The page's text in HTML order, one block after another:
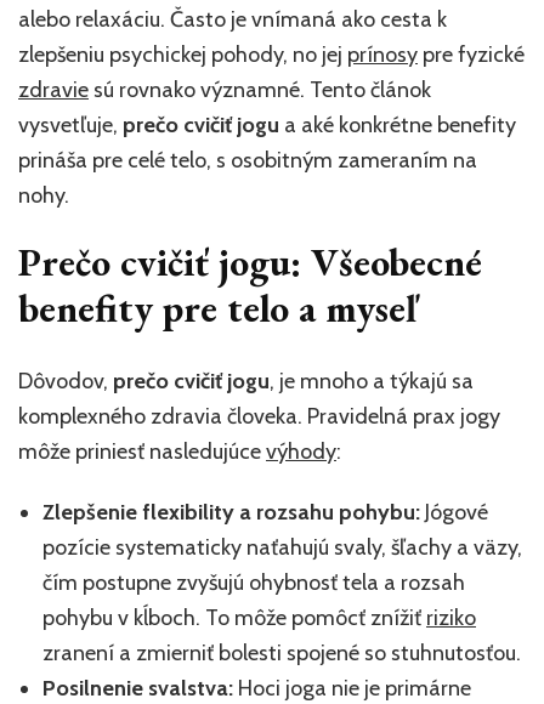
alebo relaxáciu. Často je vnímaná ako cesta k
zlepšeniu psychickej pohody, no jej prínosy pre fyzické
zdravie sú rovnako významné. Tento článok
vysvetľuje, prečo cvičiť jogu a aké konkrétne benefity
prináša pre celé telo, s osobitným zameraním na
nohy.
Prečo cvičiť jogu: Všeobecné
benefity pre telo a myseľ
Dôvodov, prečo cvičiť jogu, je mnoho a týkajú sa
komplexného zdravia človeka. Pravidelná prax jogy
môže priniesť nasledujúcevýhody:
Zlepšenie flexibility a rozsahu pohybu: Jógové
pozície systematicky naťahujú svaly, šľachy a väzy,
čím postupne zvyšujú ohybnosť tela a rozsah
pohybu v kĺboch. To môže pomôcť znížiť riziko
zranení a zmierniť bolesti spojené so stuhnutosťou.
Posilnenie svalstva: Hoci joga nie je primárne